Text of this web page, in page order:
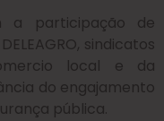
a participação de
sindicatos
local e da
do engajamento
pública.